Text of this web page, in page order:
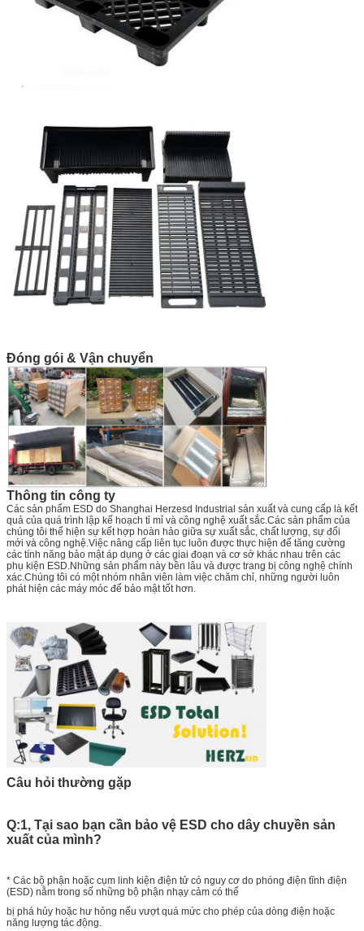
Đóng gói & Vận chuyển
Thông tin công ty
Các sản phẩm ESD do Shanghai Herzesd Industrial sản xuất và cung cấp là kết
quả của quá trình lập kế hoạch tỉ mỉ và công nghệ xuất sắc.Các sản phẩm của
chúng tôi thể hiện sự kết hợp hoàn hảo giữa sự xuất sắc, chất lượng, sự đổi
mới và công nghệ.Việc nâng cấp liên tục luôn được thực hiện để tăng cường
các tính năng bảo mật áp dụng ở các giai đoạn và cơ sở khác nhau trên các
phụ kiện ESD.Những sản phẩm này bền lâu và được trang bị công nghệ chính
xác.Chúng tôi có một nhóm nhân viên làm việc chăm chỉ, những người luôn
phát hiện các máy móc để bảo mật tốt hơn.
Câu hỏi thường gặp
Q:1, Tại sao bạn cần bảo vệ ESD cho dây chuyền sản
xuất của mình?
* Các bộ phận hoặc cụm linh kiện điện tử có nguy cơ do phóng điện tĩnh điện
(ESD) nằm trong số những bộ phận nhạy cảm có thể
bị phá hủy hoặc hư hỏng nếu vượt quá mức cho phép của dòng điện hoặc
năng lượng tác động.